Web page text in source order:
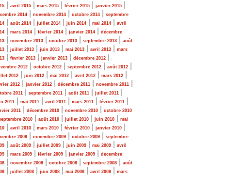
avril 2015 mars 2015 février 2015 janvier 2015
2014 novembre 2014 octobre 2014
septembre
août 2014 juillet 2014 juin 2014 mai 2014
avril
mars 2014 février 2014 janvier 2014
décembre
novembre 2013 octobre 2013 septembre 2013
août
juillet 2013 juin 2013 mai 2013 avril 2013
mars
février 2013 janvier 2013 décembre 2012
2012 octobre 2012 septembre 2012 août 2012
2012 juin 2012 mai 2012 avril 2012 mars 2012
2012 janvier 2012 décembre 2011 novembre 2011
2011 septembre 2011 août 2011 juillet 2011
2011 mai 2011 avril 2011 mars 2011 février 2011
2011 décembre 2010 novembre 2010 octobre 2010
2010 août 2010 juillet 2010 juin 2010
mai
avril 2010 mars 2010 février 2010 janvier 2010
2009 novembre 2009 octobre 2009
septembre
août 2009 juillet 2009 juin 2009 mai 2009
avril
mars 2009 février 2009 janvier 2009
décembre
novembre 2008 octobre 2008 septembre 2008
août
juillet 2008 juin 2008 mai 2008 avril 2008
mars